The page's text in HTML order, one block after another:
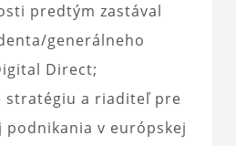
predtým zastával
generálneho
Direct;
stratégiu a riaditeľ pre
v európskej